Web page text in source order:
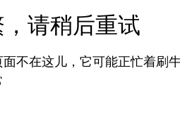
请稍后重试
不在这儿，它可能正忙着刷